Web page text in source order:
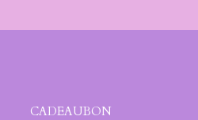
CADEAUBON